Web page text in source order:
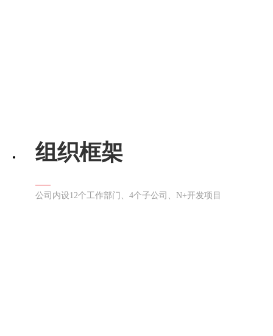
组织框架
公司内设12个工作部门、4个子公司、N+开发项目